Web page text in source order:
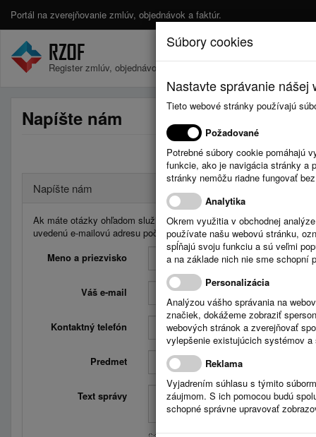
Portál na zverejňovanie zmlúv, objednávok a faktúr.
Register zmlúv, objednávok a faktúr.
Napíšte nám
Napíšte nám
Ak máte otázky ohľadom služieb Registra zmlúv, faktúr a
uvedenú e-mailovú adresu počas pracovných dní od 08:00 do 16:00
Meno a priezvisko
Váš e-mail
Kontaktný telefón
Predmet
Text správy
Súbory cookies
Nastavte správanie
Tieto webové stránky používajú
Požadované
Potrebné súbory cookie pomáhajú
funkcie, ako je navigácia stránky a
stránky nemôžu riadne fungovať
Analytika
Okrem využitia v obchodnej
používate našu webovú stránku,
spĺňajú svoju funkciu a sú veľmi
a na základe nich nie sme schopní
Personalizácia
Analýzou vášho správania na
značiek, dokážeme zobraziť
webových stránok a zverejňovať
vylepšenie existujúcich systémov
Reklama
Vyjadrením súhlasu s týmito
záujmom. S ich pomocou budú
schopné správne upravovať